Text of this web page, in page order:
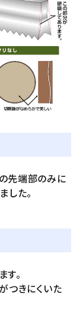
先端部のみに
た。
。
つきにくいた